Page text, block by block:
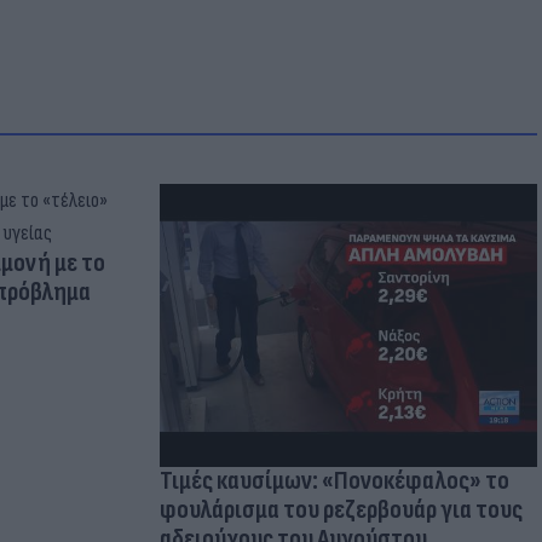
με το
Τιμές καυσίμων: «Πονοκέφαλος» το
φουλάρισμα του ρεζερβουάρ για τους